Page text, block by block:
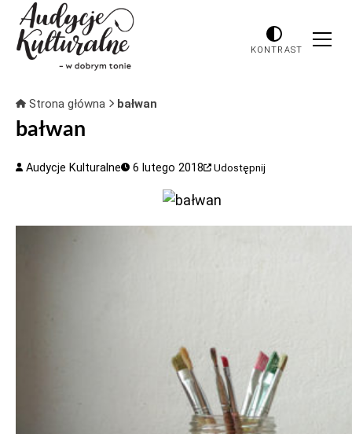
KONTRAST
Strona główna bałwan
bałwan
Audycje Kulturalne 6 lutego 2018 Udostępnij